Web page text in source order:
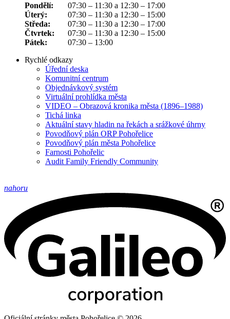
Pondělí:
07:30 – 11:30 a 12:30 – 17:00
Úterý:
07:30 – 11:30 a 12:30 – 15:00
Středa:
07:30 – 11:30 a 12:30 – 17:00
Čtvrtek:
07:30 – 11:30 a 12:30 – 15:00
Pátek:
07:30 – 13:00
Rychlé odkazy
Úřední deska
Komunitní centrum
Objednávkový systém
Virtuální prohlídka města
VIDEO – Obrazová kronika města (1896–1988)
Tichá linka
Aktuální stavy hladin na řekách a srážkové úhrny
Povodňový plán ORP Pohořelice
Povodňový plán města Pohořelice
Farnosti Pohořelic
Audit Family Friendly Community
nahoru